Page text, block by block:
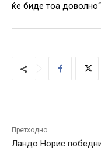
ќе биде тоа
Претходно
Ландо Норис